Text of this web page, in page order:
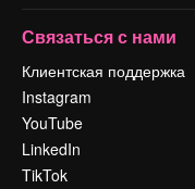
Связаться с нами
Клиентская поддержка
Instagram
YouTube
LinkedIn
TikTok